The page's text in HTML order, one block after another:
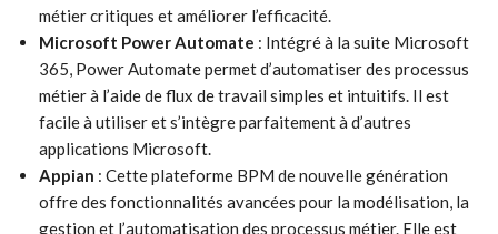
métier critiques et améliorer l’efficacité.
Microsoft Power Automate : Intégré à la suite Microsoft
365, Power Automate permet d’automatiser des processus
métier à l’aide de flux de travail simples et intuitifs. Il est
facile à utiliser et s’intègre parfaitement à d’autres
applications Microsoft.
Appian : Cette plateforme BPM de nouvelle génération
offre des fonctionnalités avancées pour la modélisation, la
gestion et l’automatisation des processus métier. Elle est